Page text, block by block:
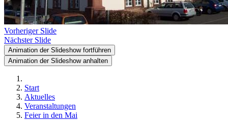
Vorheriger Slide
Nächster Slide
Animation der Slideshow fortführen
Animation der Slideshow anhalten
Start
Aktuelles
Veranstaltungen
Feier in den Mai